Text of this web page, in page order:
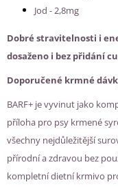
Jod - 2,8mg
Dobré stravitelnosti i
dosaženo i bez přidání
Doporučené krmné
BARF+ je vyvinut jako
příloha pro psy krmené
všechny nejdůležitější
přírodní a zdravou bez
kompletní dietní krmivo